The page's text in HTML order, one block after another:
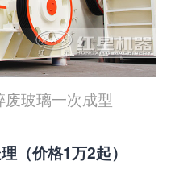
玻璃一次成型
（价格1万2起）